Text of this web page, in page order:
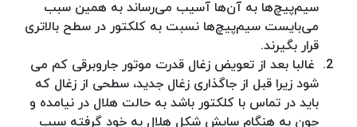
سیم‌پیچ‌ها به آن‌ها آسیب می‌رساند به همین سبب
می‌بایست سیم‌پیچ‌ها نسبت به کلکتور در سطح بالاتری
قرار بگیرند.
غالبا بعد از تعویض زغال قدرت موتور جاروبرقی کم می
شود زیرا قبل از جاگذاری زغال جدید، سطحی از زغال که
باید در تماس با کلکتور باشد به حالت هلال در نیامده و
چون به هنگام سایش شکل هلال به خود گرفته سبب